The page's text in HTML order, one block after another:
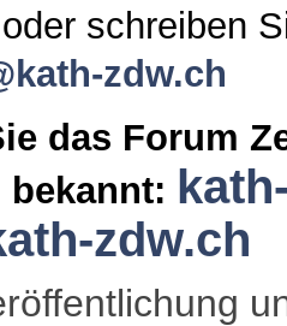
schreiben
zdw.ch
das Forum
bekannt:
zdw.ch